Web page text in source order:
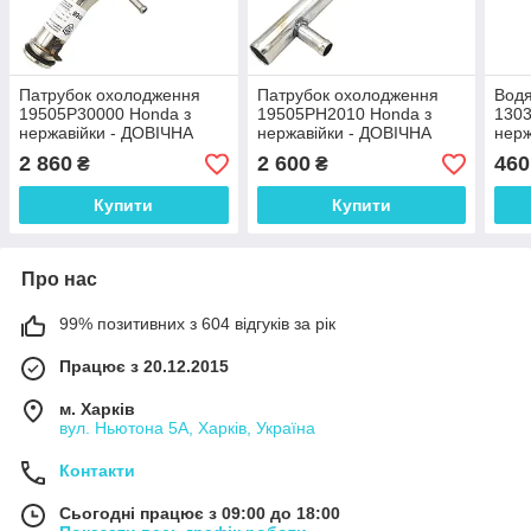
Патрубок охолодження
19505P30000 Honda з
нержавійки - ДОВІЧНА
2 860 ₴
Купити
Патрубок охолодження
19505PH2010 Honda з
нержавійки - ДОВІЧНА
2 600₴
Купити
460
Про нас
99% позитивних з 604 відгуків за рік
Працює з 20.12.2015
м. Харків
вул. Ньютона 5А, Харків, Україна
Контакти
Сьогодні працює з 09:00 до 18:00